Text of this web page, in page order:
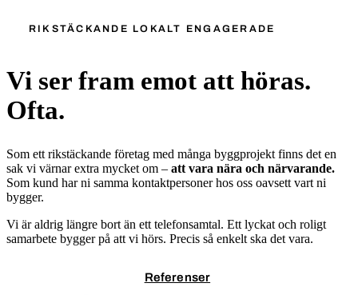
RIKSTÄCKANDE LOKALT ENGAGERADE
Vi ser fram emot att höras.
Ofta.
Som ett rikstäckande företag med många byggprojekt finns det en
sak vi värnar extra mycket om – att vara nära och närvarande.
Som kund har ni samma kontaktpersoner hos oss oavsett vart ni
bygger.
Vi är aldrig längre bort än ett telefonsamtal. Ett lyckat och roligt
samarbete bygger på att vi hörs. Precis så enkelt ska det vara.
Referenser